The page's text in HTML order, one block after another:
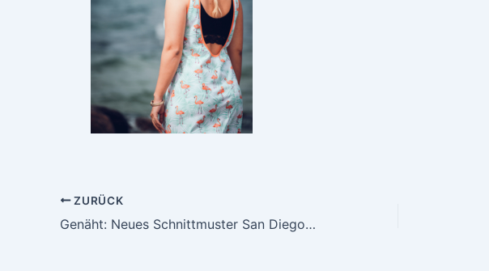
ZURÜCK
Genäht: Neues Schnittmuster San Diego – ideal für Yoga, Sport allgemein und den Alltag